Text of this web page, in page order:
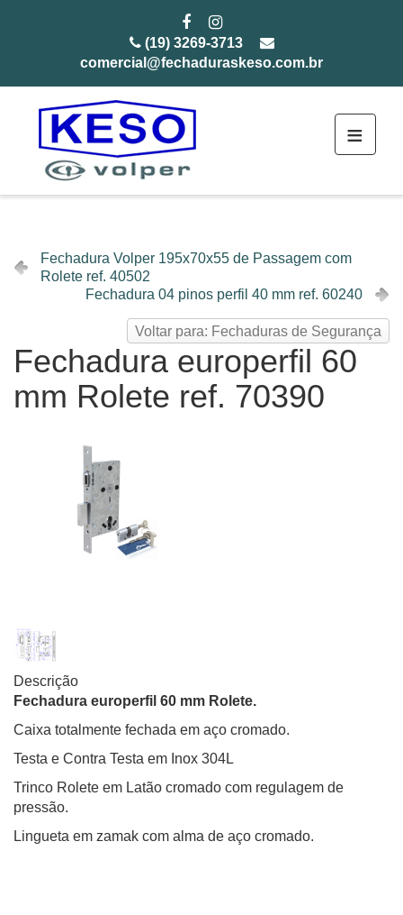
(19) 3269-3713
comercial@fechaduraskeso.com.br
≡
Fechadura Volper 195x70x55 de Passagem com
Rolete ref. 40502
Fechadura 04 pinos perfil 40 mm ref. 60240
Voltar para: Fechaduras de Segurança
Fechadura europerfil 60
mm Rolete ref. 70390
Descrição
Fechadura europerfil 60 mm Rolete.
Caixa totalmente fechada em aço cromado.
Testa e Contra Testa em Inox 304L
Trinco Rolete em Latão cromado com regulagem de
pressão.
Lingueta em zamak com alma de aço cromado.